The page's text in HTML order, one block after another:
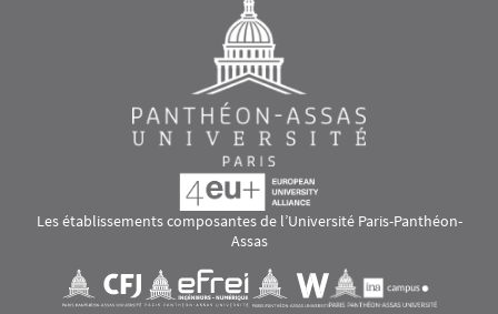
Les établissements composantes de l’Université Paris-Panthéon-
Assas
Visuel svgVisuel svg Visuel svgVisuel svg